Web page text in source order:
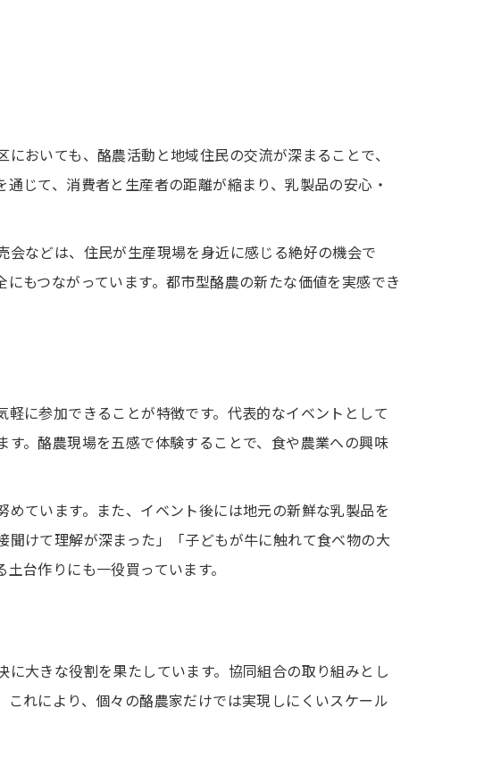
おいても、酪農活動と地域住民の交流が深まることで、
じて、消費者と生産者の距離が縮まり、乳製品の安心・
などは、住民が生産現場を身近に感じる絶好の機会で
もつながっています。都市型酪農の新たな価値を実感でき
に参加できることが特徴です。代表的なイベントとして
。酪農現場を五感で体験することで、食や農業への興味
ています。また、イベント後には地元の新鮮な乳製品を
けて理解が深まった」「子どもが牛に触れて食べ物の大
台作りにも一役買っています。
大きな役割を果たしています。協同組合の取り組みとし
れにより、個々の酪農家だけでは実現しにくいスケール